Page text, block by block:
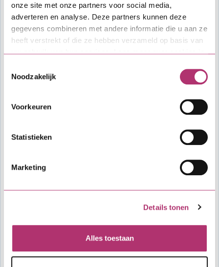
onze site met onze partners voor social media,
adverteren en analyse. Deze partners kunnen deze
gegevens combineren met andere informatie die u aan ze
heeft verstrekt of die ze hebben verzameld op basis van
uw gebruik van hun services. Lees meer over cookies in
Noodzakelijk
Voorkeuren
Statistieken
Marketing
Details tonen
Alles toestaan
Aflopende Starterslening